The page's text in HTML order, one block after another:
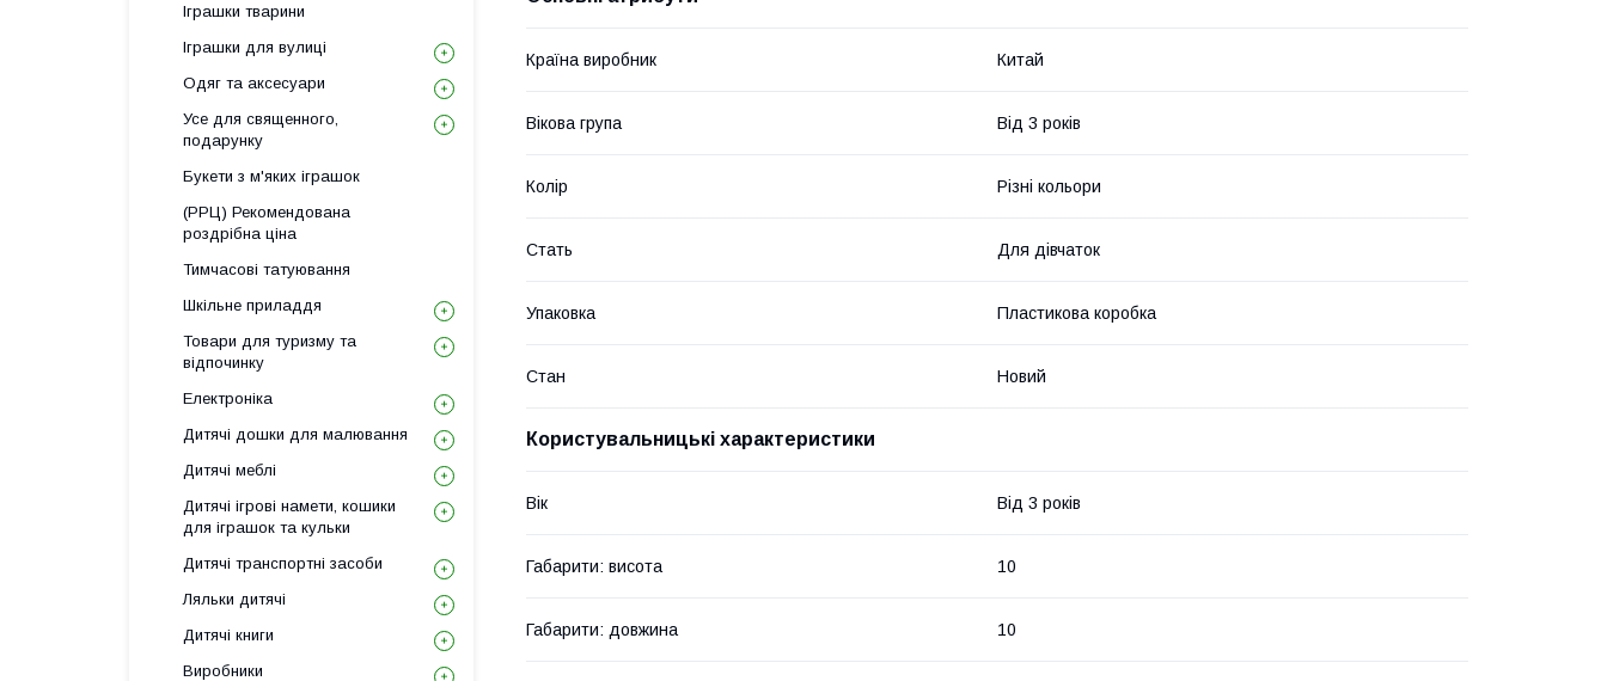
Країна виробник Китай
Вікова група Від 3 років
Колір Різні кольори
Стать Для дівчаток
Упаковка Пластикова коробка
Стан Новий
Користувальницькі характеристики
Вік Від 3 років
Габарити: висота 10
Габарити: довжина 10
Іграшки тварини
Іграшки для вулиці
Одяг та аксесуари
Усе для священного,
подарунку
Букети з м'яких іграшок
(РРЦ) Рекомендована
роздрібна ціна
Тимчасові татуювання
Шкільне приладдя
Товари для туризму та
відпочинку
Електроніка
Дитячі дошки для малювання
Дитячі меблі
Дитячі ігрові намети, кошики
для іграшок та кульки
Дитячі транспортні засоби
Ляльки дитячі
Дитячі книги
Виробники